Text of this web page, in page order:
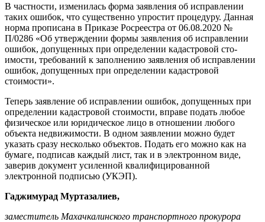
В частности, изменилась форма заявления об исправлении
таких ошибок, что существенно упро­стит процедуру. Данная
норма прописана в Приказе Росреестра от 06.08.2020 №
П/0286 «Об ут­верждении формы заявления об исправлении
ошибок, допущенных при определении кадастровой сто­
имости, требований к заполнению заявления об исправлении
оши­бок, допущенных при определении кадастровой
стоимости».
Теперь заявление об исправ­лении ошибок, допущенных при
определении кадастровой стои­мости, вправе подать любое
фи­зическое или юридическое лицо в отношении любого
объекта недви­жимости. В одном заявлении мож­но будет
указать сразу несколько объектов. Подать его можно как на
бумаге, подписав каждый лист, так и в электронном виде,
заверив документ усиленной квалифици­рованной
электронной подписью (УКЭП).
Гаджимурад Муртазалиев,
заместитель Махачкалинского транспортного прокурора